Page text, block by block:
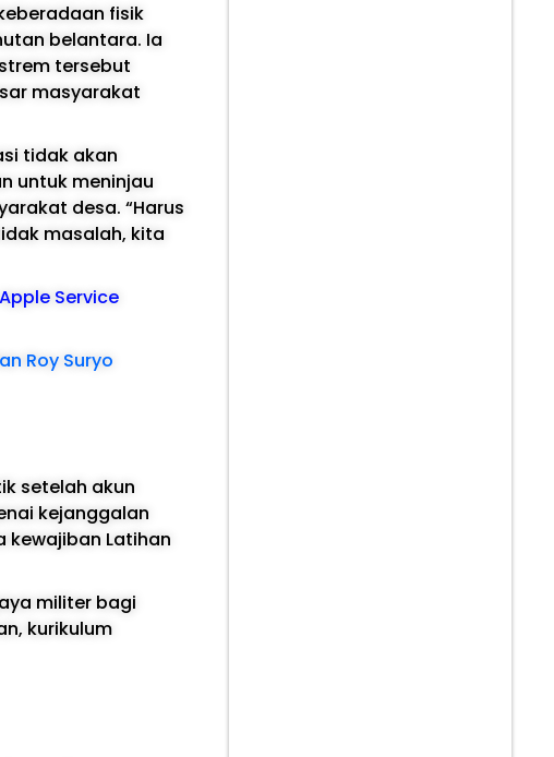
fisik
belantara. Ia
tersebut
masyarakat
tidak akan
untuk meninjau
desa. “Harus
masalah, kita
Service
Roy Suryo
setelah akun
kejanggalan
Latihan
militer bagi
kurikulum